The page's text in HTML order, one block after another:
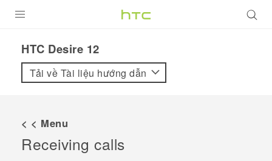
VIVE
VIVERSE
HTC Desire 12‎
Tải về Tài liệu hướng dẫn
< < Menu
Receiving calls